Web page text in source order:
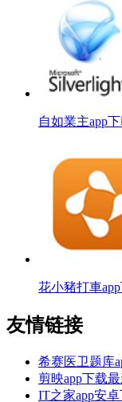
自如業主app
花小豬打車
友情链接
希赛医卫题库
剪映app下载
IT之家app安